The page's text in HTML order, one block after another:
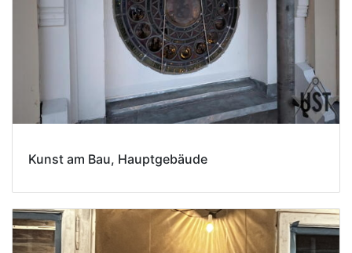
Kunst am Bau, Hauptgebäude